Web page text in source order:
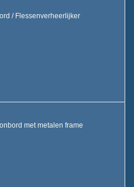
/ Flessenverheerlijker
met metalen frame